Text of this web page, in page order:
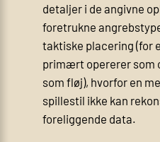
detaljer i de angivne
foretrukne
taktiske placering (for
primært opererer som
som fløj), hvorfor en
spillestil ikke kan
foreliggende data.